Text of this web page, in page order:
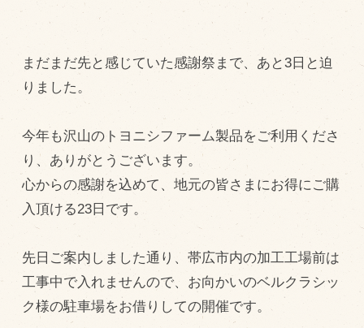
まだまだ先と感じていた感謝祭まで、あと3日と迫
りました。
今年も沢山のトヨニシファーム製品をご利用くださ
り、ありがとうございます。
心からの感謝を込めて、地元の皆さまにお得にご購
入頂ける23日です。
先日ご案内しました通り、帯広市内の加工工場前は
工事中で入れませんので、お向かいのベルクラシッ
ク様の駐車場をお借りしての開催です。
牧場のご紹介
飼育している牛について
環境・堆肥リサイクル
食肉加工場を新設
衛生管理体制
業務管理体制